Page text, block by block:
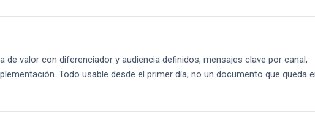
de valor con diferenciador y audiencia definidos, mensajes clave por canal,
Todo usable desde el primer día, no un documento que queda